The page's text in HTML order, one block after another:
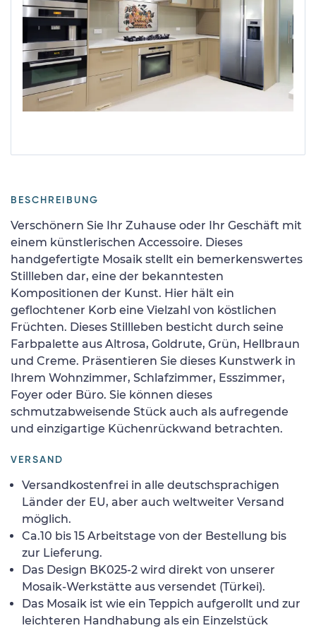
BESCHREIBUNG
Verschönern Sie Ihr Zuhause oder Ihr Geschäft mit
einem künstlerischen Accessoire. Dieses
handgefertigte Mosaik stellt ein bemerkenswertes
Stillleben dar, eine der bekanntesten
Kompositionen der Kunst. Hier hält ein
geflochtener Korb eine Vielzahl von köstlichen
Früchten. Dieses Stillleben besticht durch seine
Farbpalette aus Altrosa, Goldrute, Grün, Hellbraun
und Creme. Präsentieren Sie dieses Kunstwerk in
Ihrem Wohnzimmer, Schlafzimmer, Esszimmer,
Foyer oder Büro. Sie können dieses
schmutzabweisende Stück auch als aufregende
und einzigartige Küchenrückwand betrachten.
VERSAND
Versandkostenfrei in alle deutschsprachigen
Länder der EU, aber auch weltweiter Versand
möglich.
Ca.10 bis 15 Arbeitstage von der Bestellung bis
zur Lieferung.
Das Design BK025-2 wird direkt von unserer
Mosaik-Werkstätte aus versendet (Türkei).
Das Mosaik ist wie ein Teppich aufgerollt und zur
leichteren Handhabung als ein Einzelstück